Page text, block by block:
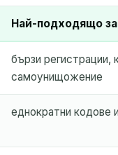
Най-подходящо за
бързи регистрации,
самоунищожение
еднократни кодове